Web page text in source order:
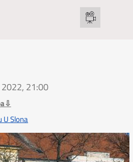
21:00
U Slona